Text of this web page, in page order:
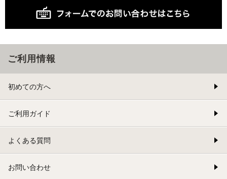
ご利用情報
初めての方へ
ご利用ガイド
よくある質問
お問い合わせ